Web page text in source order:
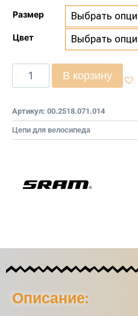
Размер
Цвет
В корзину
Артикул: 00.2518.071.014
Цепи для велосипеда
Описание: